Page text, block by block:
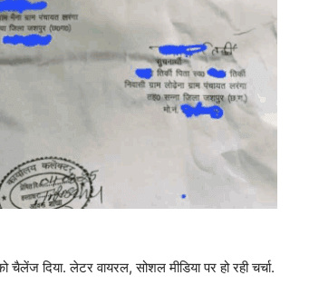
दिया. लेटर वायरल, सोशल मीडिया पर हो रही चर्चा.